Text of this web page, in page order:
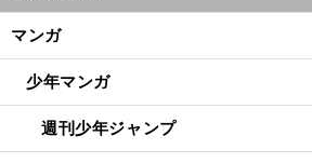
マンガ
少年マンガ
週刊少年ジャンプ